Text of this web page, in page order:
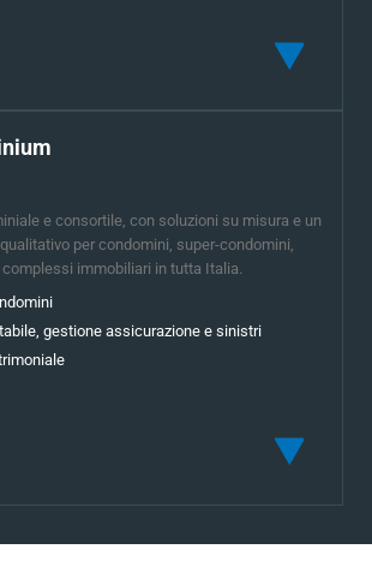
e consortile, con soluzioni su misura e un
per condomini, super-condomini,
immobiliari in tutta Italia.
gestione assicurazione e sinistri